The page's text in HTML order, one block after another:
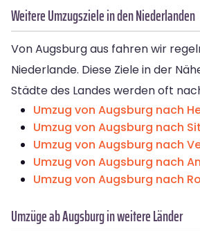
Weitere Umzugsziele in den Niederlanden
Von Augsburg aus fahren wir
Niederlande. Diese Ziele in der
Städte des Landes werden oft
Umzug von Augsburg nach
Umzug von Augsburg nach
Umzug von Augsburg nach
Umzug von Augsburg nach
Umzug von Augsburg nach
Umzüge ab Augsburg in weitere Länder